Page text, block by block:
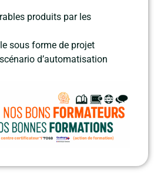
produits par les
sous forme de projet
d’automatisation